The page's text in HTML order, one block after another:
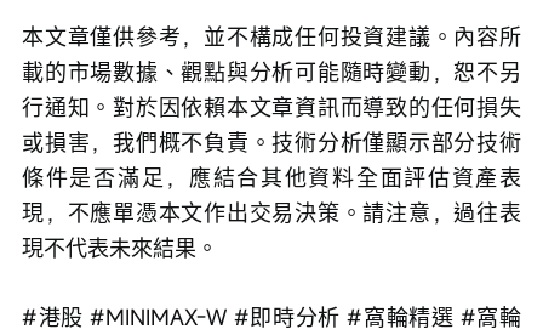
本文章僅供參考，並不構成任何投資建議。內容所
載的市場數據、觀點與分析可能隨時變動，恕不另
行通知。對於因依賴本文章資訊而導致的任何損失
或損害，我們概不負責。技術分析僅顯示部分技術
條件是否滿足，應結合其他資料全面評估資產表
現，不應單憑本文作出交易決策。請注意，過往表
現不代表未來結果。
#港股 #MINIMAX-W #即時分析 #窩輪精選 #窩輪